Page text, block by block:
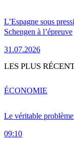
L’Espagne sous
Schengen à l’épreuve
31.07.2026
LES PLUS
Le véritable
09:10
ÉCONOMIE